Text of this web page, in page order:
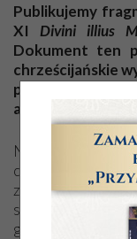
Publikujemy
XI Divini illius
Dokument ten
chrześcijańskie
publikacji
aktualnością!
Nigdy nie
chrześcijańskiego
złączony z
swoimi władzami
go nam